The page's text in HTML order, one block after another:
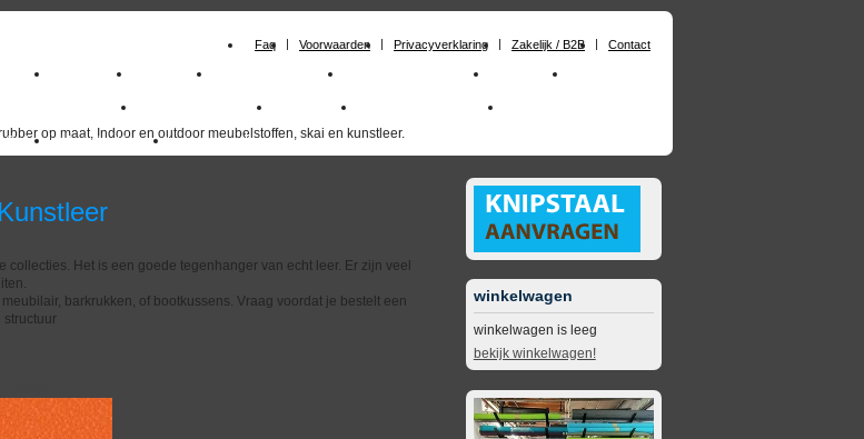
Faq Voorwaarden Privacyverklaring Zakelijk / B2B Contact
op maat, Indoor en outdoor meubelstoffen, skai en kunstleer.
Home Meubelstof Kunstleer Schuimrubberplaten Schuimrubber op maat Materialen
milano_outdoorstoffen skai kunstleer kopen outdoorstof skai_kunstleer outdoor
Outlet Meubelstof indoor duurzaam
collecties. Het is een goede tegenhanger van echt leer. Er zijn veel
barkrukken, of bootkussens. Vraag voordat je bestelt een
structuur
winkelwagen
winkelwagen is leeg
bekijk winkelwagen!